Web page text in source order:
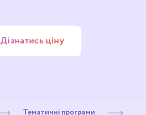
Дізнатись ціну
Тематичні програми